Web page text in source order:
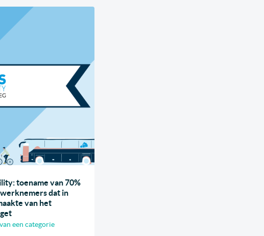
toename van 70%
dat in
van het
een categorie